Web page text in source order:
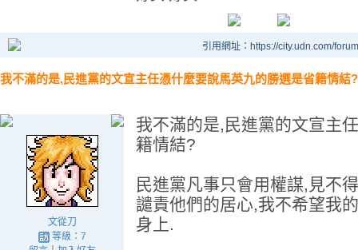
引用網址：https://city.udn.com/
我不滿的是,民進黨的文宣主任憑什麼要說馬英九的勝選是省籍情結?
文從刀
等級：7
我不滿的是,民進黨的文宣主
籍情結?
民進黨凡事只會用權謀,見不
譴責他們的居心,我不希望我
身上.